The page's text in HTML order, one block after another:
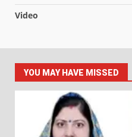
Video
YOU MAY HAVE MISSED